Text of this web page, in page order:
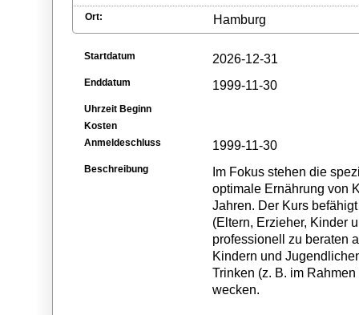
Ort: Hamburg
Startdatum 2026-12-31
Enddatum 1999-11-30
Uhrzeit Beginn
Kosten
Anmeldeschluss
1999-11-30
Beschreibung
Im Fokus stehen die
optimale Ernährung von
Jahren. Der Kurs
(Eltern, Erzieher, Kinder
professionell zu beraten
Kindern und
Trinken (z. B. im
wecken.